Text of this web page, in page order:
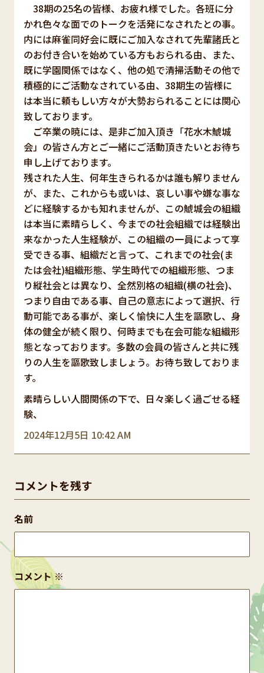
2024年12月5日 10:42 AM
38期の25名の皆様、お疲れ様でした。各班に分
かれ色々な面でのトークを活発になされたとの事。
内には麻雀同好会に既にご加入なされて先輩諸氏と
のお付き合いを始めている方もおられる由、また、
既に学園関係ではなく、他の処で清掃活動その他で
積極的にご活動なされている由、38期生の皆様に
は本当に頼もしい方々が大勢おられることには関心
致しております。
ご卒業の暁には、是非ご加入頂き「花水木鯱城
会」の皆さん方とご一緒にご活動頂きたいとお待ち
申し上げております。
残された人生、何年生きられるかは誰も解りません
が、また、これからも或いは、哀しい事や嫌な事な
どに経験するかも知れませんが、この鯱城会の組織
は本当に素晴らしく、今までの社会組織では経験出
来なかった人生経験が、この組織の一員によって享
受できる事、組織だと言って、これまでの社会(ま
たは会社)組織形態、学生時代での組織形態、つま
り縦社会とは異なり、全然別格の組織(横の社会)、
つまり自由である事、自己の意志によって選択、行
動可能である事が、楽しく愉快に人生を謳歌し、身
体の健全が続く限り、何時までも在会可能な組織形
態となっております。多数の会員の皆さんと共に残
りの人生を謳歌致しましょう。お待ち致しておりま
す。
素晴らしい人間関係の下で、日々楽しく過ごせる経
験、
コメントを残す
コメント※
名前